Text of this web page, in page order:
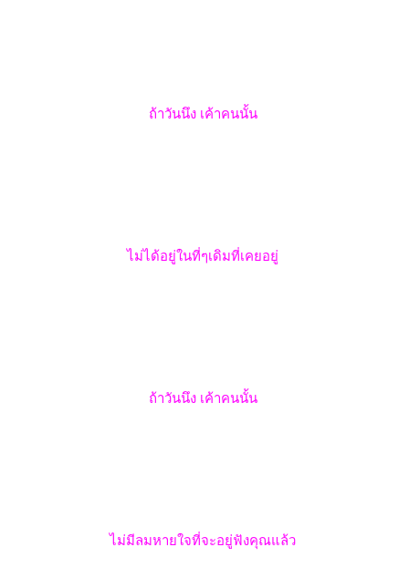
ถ้าวันนึง เค้าคนนั้น
ไม่ได้อยู่ในที่ๆเดิมที่เคยอยู่
ถ้าวันนึง เค้าคนนั้น
ไม่มีลมหายใจที่จะอยู่ฟังคุณแล้ว